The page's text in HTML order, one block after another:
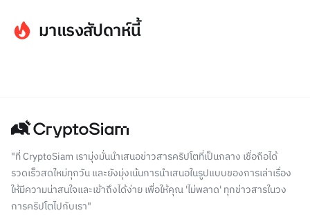
มาแรงสัปดาห์นี้
"ที่ CryptoSiam เรามุ่งมั่นนำเสนอข่าวสารคริปโตที่เป็นกลาง เชื่อถือได้
รวดเร็วสดใหม่ทุกวัน และยังมุ่งเน้นการนำเสนอในรูปแบบของการเล่าเรื่อง
ให้มีความน่าสนใจและเข้าถึงได้ง่าย เพื่อให้คุณ 'ไม่พลาด' ทุกข่าวสารในวง
การคริปโตไปกับเรา"